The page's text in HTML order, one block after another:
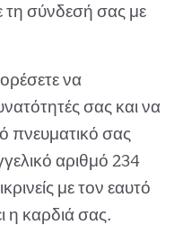
τη σύνδεσή σας με
να
σας και να
πνευματικό σας
αριθμό 234
με τον εαυτό
η καρδιά σας.